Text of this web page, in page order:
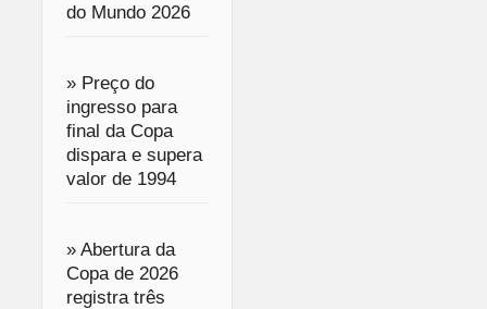
do Mundo 2026
» Preço do
ingresso para
final da Copa
dispara e supera
valor de 1994
» Abertura da
Copa de 2026
registra três